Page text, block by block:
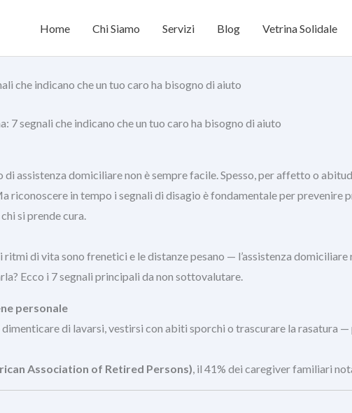
Home Chi Siamo Servizi Blog Vetrina Solidale
che indicano che un tuo caro ha bisogno di aiuto
7 segnali che indicano che un tuo caro ha bisogno di aiuto
assistenza domiciliare non è sempre facile. Spesso, per affetto o
riconoscere in tempo i segnali di disagio è fondamentale per
si prende cura.
di vita sono frenetici e le distanze pesano — l’assistenza
Ecco i 7 segnali principali da non sottovalutare.
personale
di lavarsi, vestirsi con abiti sporchi o trascurare la rasatura
Association of Retired Persons), il 41% dei caregiver familiari